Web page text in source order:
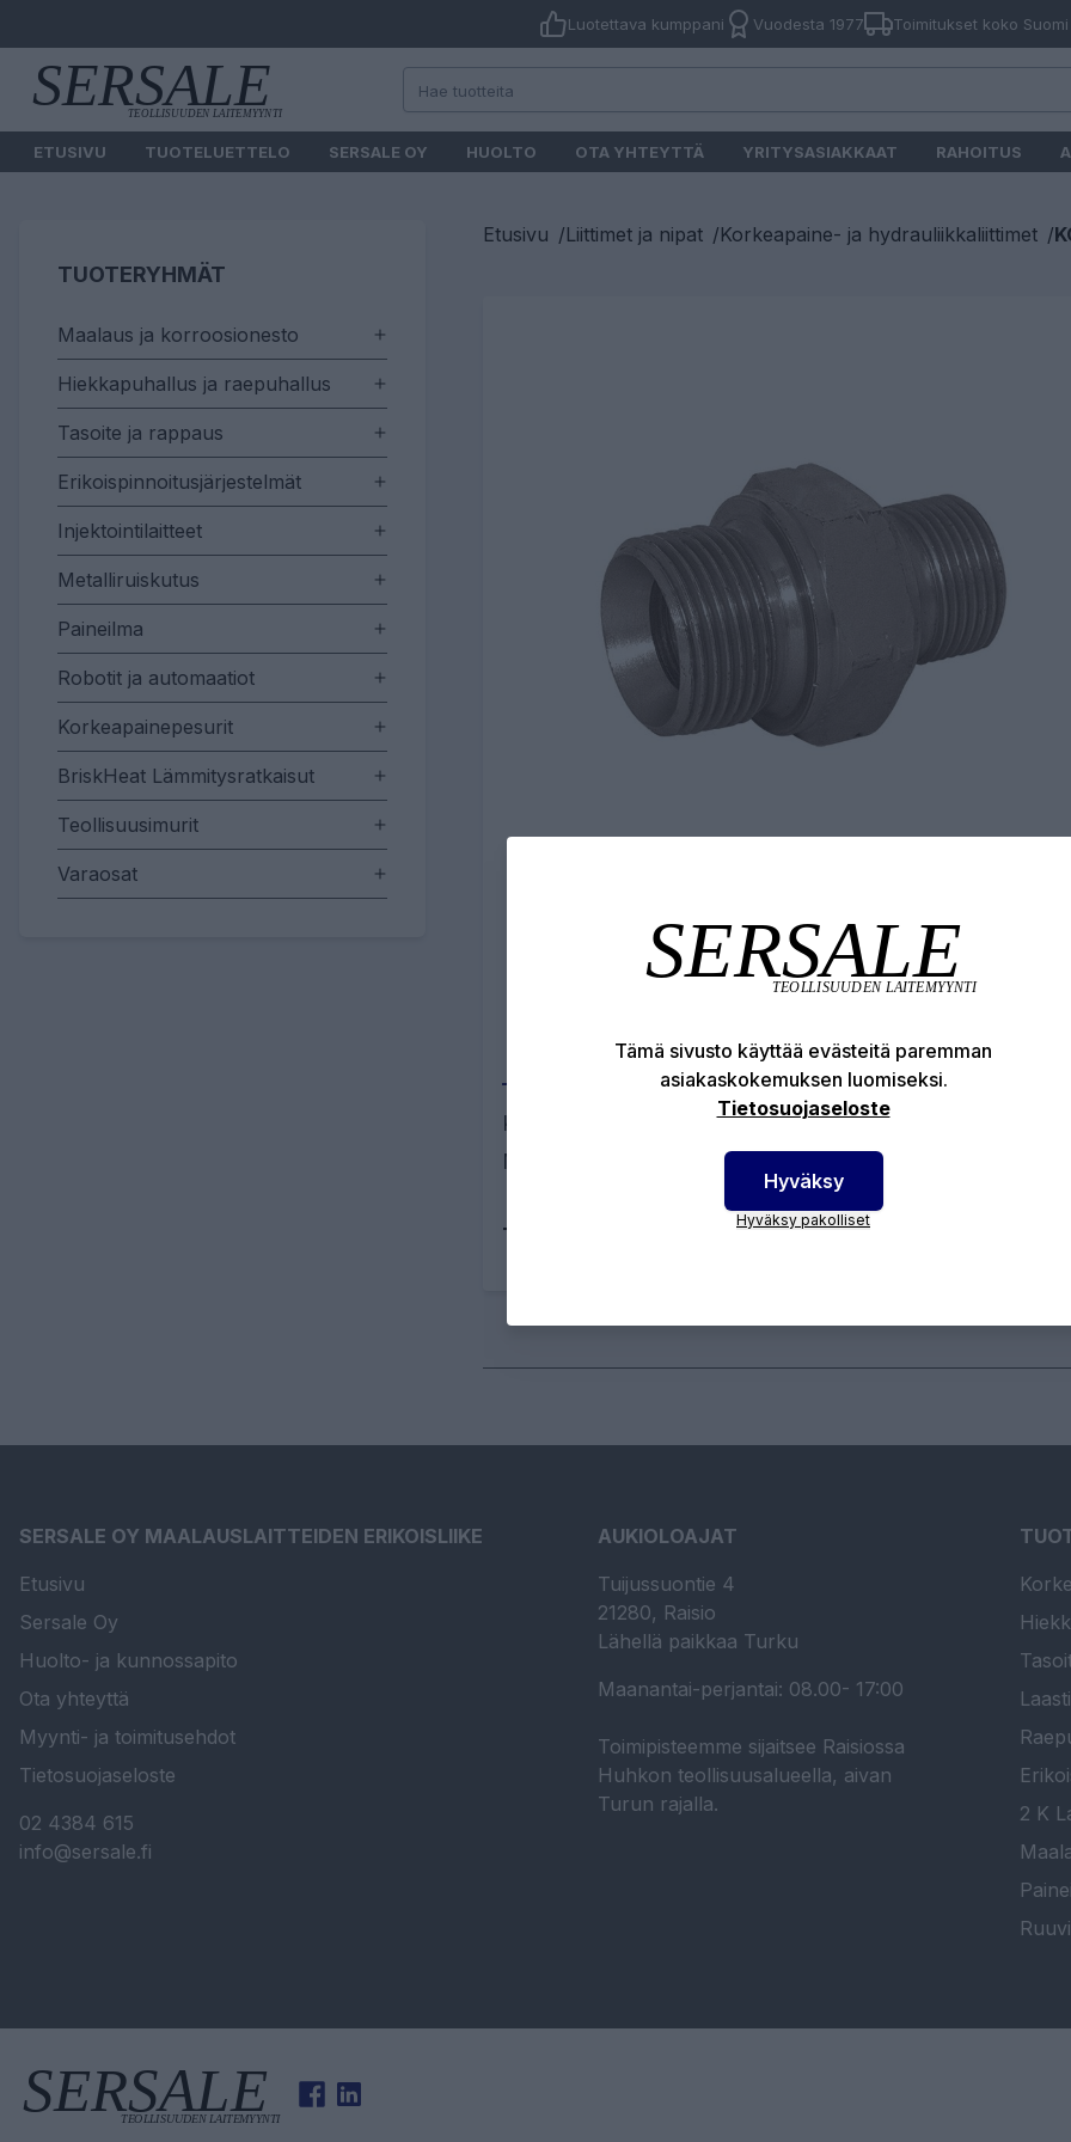
Luotettava kumppani Vuodesta 1977 Toimitukset koko Suomi
ETUSIVU TUOTELUETTELO SERSALE OY HUOLTO OTA YHTEYTTÄ YRITYSASIAKKAAT RAHOITUS
TUOTERYHMÄT
Maalaus ja korroosionesto
Hiekkapuhallus ja raepuhallus
Tasoite ja rappaus
Erikoispinnoitusjärjestelmät
Injektointilaitteet
Metalliruiskutus
Paineilma
Robotit ja automaatiot
Korkeapainepesurit
BriskHeat Lämmitysratkaisut
Teollisuusimurit
Varaosat
Etusivu /Liittimet ja nipat /Korkeapaine- ja hydrauliikkaliittimet /
Tuotekuvaus Tekniset edut
Korkeapainenippa / Hydrauliikkanippa Materiaali: Teräs
Muoto: Suora Kierretyyppi: BSP
Tuotenumero: 1202-1620
SERSALE OY MAALAUSLAITTEIDEN ERIKOISLIIKE
Etusivu
Sersale Oy
Huolto- ja kunnossapito
Ota yhteyttä
Myynti- ja toimitusehdot
Tietosuojaseloste
02 4384 615
info@sersale.fi
AUKIOLOAJAT
Tuijussuontie 4
21280, Raisio
Lähellä paikkaa Turku
Maanantai-perjantai: 08.00- 17:00
Toimipisteemme sijaitsee Raisiossa
Huhkon teollisuusalueella, aivan
Turun rajalla.
2 K
Tämä sivusto käyttää evästeitä paremman
asiakaskokemuksen luomiseksi.
Tietosuojaseloste
Hyväksy
Hyväksy pakolliset